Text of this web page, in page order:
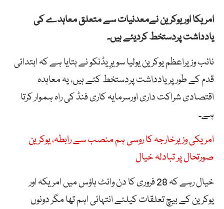
امریکا اور یوکرین نےمعدنیات سے متعلق معاہدے کی
یادداشت پردستخط کردیئے ہیں۔
نائب وزیراعظم یوکرین یولیا سویرِیڈنکو نے بتایا ہے کہ ابتدائی
قدم کے طورپریادداشت پردستخط کئے ہیں، یہ معاہدہ
اقتصادی شراکت داری اورسرمایہ کاری فنڈ کی راہ ہموار کرتا
ہے۔
امریکی وزیرخارجہ کا روسی ہم منصب سے رابطہ، یوکرین
صورتحال پر تبادلہ خیال
خیال رہے کہ 28 فروری کا دن وائٹ ہاؤس میں امریکہ اور
یوکرین کے بیچ تعلقات کیلئے انتہائی اہم تھا مگر دونوں